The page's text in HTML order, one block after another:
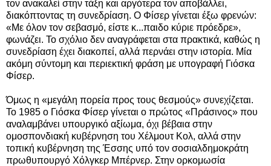
τον ανακαλεί στην τάξη και αργότερα τον αποβάλλει,
διακόπτοντας τη συνεδρίαση. Ο Φίσερ γίνεται έξω φρενών:
«Με όλον τον σεβασμό, είστε κ...παιδο κύριε πρόεδρε»,
φωνάζει. Το σχόλιο δεν αναγράφεται στα πρακτικά, καθώς η
συνεδρίαση έχει διακοπεί, αλλά περνάει στην ιστορία. Μία
ακόμη σύντομη και περιεκτική φράση με υπογραφή Γιόσκα
Φίσερ.
Όμως η «μεγάλη πορεία προς τους θεσμούς» συνεχίζεται.
To 1985 ο Γιόσκα Φίσερ γίνεται ο πρώτος «Πράσινος» που
αναλαμβάνει υπουργικό αξίωμα, όχι βέβαια στην
ομοσπονδιακή κυβέρνηση του Χέλμουτ Κολ, αλλά στην
τοπική κυβέρνηση της Έσσης υπό τον σοσιαλδημοκράτη
πρωθυπουργό Χόλγκερ Μπέρνερ. Στην ορκομωσία